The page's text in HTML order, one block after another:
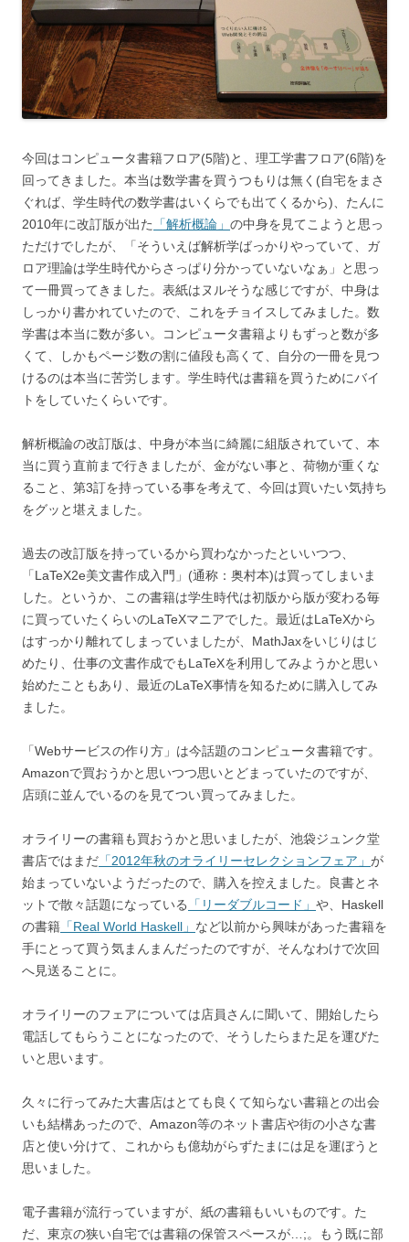
今回はコンピュータ書籍フロア(5階)と、理工学書フロア(6階)を
回ってきました。本当は数学書を買うつもりは無く(自宅をまさ
ぐれば、学生時代の数学書はいくらでも出てくるから)、たんに
2010年に改訂版が出た
「解析概論」 の中身を見てこようと思っ
ただけでしたが、「そういえば解析学ばっかりやっていて、ガ
ロア理論は学生時代からさっぱり分かっていないなぁ」と思っ
て一冊買ってきました。表紙はヌルそうな感じですが、中身は
しっかり書かれていたので、これをチョイスしてみました。数
学書は本当に数が多い。コンピュータ書籍よりもずっと数が多
くて、しかもページ数の割に値段も高くて、自分の一冊を見つ
けるのは本当に苦労します。学生時代は書籍を買うためにバイ
トをしていたくらいです。
解析概論の改訂版は、中身が本当に綺麗に組版されていて、本
当に買う直前まで行きましたが、金がない事と、荷物が重くな
ること、第3訂を持っている事を考えて、今回は買いたい気持ち
をグッと堪えました。
過去の改訂版を持っているから買わなかったといいつつ、
「LaTeX2e美文書作成入門」(通称：奥村本)は買ってしまいま
した。というか、この書籍は学生時代は初版から版が変わる毎
に買っていたくらいのLaTeXマニアでした。最近はLaTeXから
はすっかり離れてしまっていましたが、MathJaxをいじりはじ
めたり、仕事の文書作成でもLaTeXを利用してみようかと思い
始めたこともあり、最近のLaTeX事情を知るために購入してみ
ました。
「Webサービスの作り方」は今話題のコンピュータ書籍です。
Amazonで買おうかと思いつつ思いとどまっていたのですが、
店頭に並んでいるのを見てつい買ってみました。
オライリーの書籍も買おうかと思いましたが、池袋ジュンク堂
書店ではまだ 「2012年秋のオライリーセレクションフェア」 が
始まっていないようだったので、購入を控えました。良書とネ
ットで散々話題になっている
「リーダブルコード」 や、Haskell
の書籍 「Real World Haskell」 など以前から興味があった書籍を
手にとって買う気まんまんだったのですが、そんなわけで次回
へ見送ることに。
オライリーのフェアについては店員さんに聞いて、開始したら
電話してもらうことになったので、そうしたらまた足を運びた
いと思います。
久々に行ってみた大書店はとても良くて知らない書籍との出会
いも結構あったので、Amazon等のネット書店や街の小さな書
店と使い分けて、これからも億劫がらずたまには足を運ぼうと
思いました。
電子書籍が流行っていますが、紙の書籍もいいものです。た
だ、東京の狭い自宅では書籍の保管スペースが…;。もう既に部